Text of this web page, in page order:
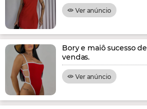
Ver anúncio
Bory e maiô sucesso de
vendas.
Ver anúncio